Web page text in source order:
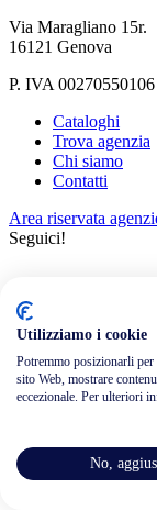
Via Maragliano 15r.
16121 Genova
P. IVA 00270550106
Cataloghi
Trova agenzia
Chi siamo
Contatti
Area riservata
Seguici!
Informativa
Cookie policy
Assicurazioni
Condizioni
Utilizziamo i cookie
Potremmo posizionarli
sito Web, mostrare
eccezionale. Per ulteriori
No,